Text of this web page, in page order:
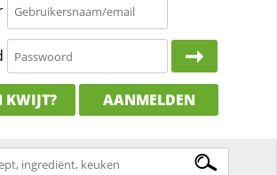
KWIJT? AANMELDEN